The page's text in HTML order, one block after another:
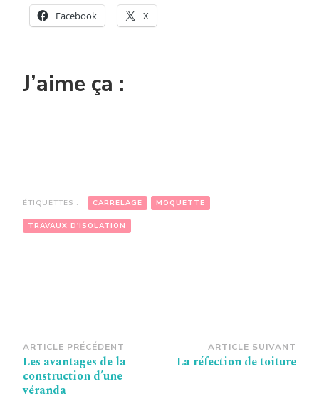
Facebook X
J’aime ça :
ÉTIQUETTES : CARRELAGE MOQUETTE
TRAVAUX D'ISOLATION
Navigation
d’article
ARTICLE PRÉCÉDENT
Les avantages de la
construction d’une
véranda
ARTICLE SUIVANT
La réfection de toiture